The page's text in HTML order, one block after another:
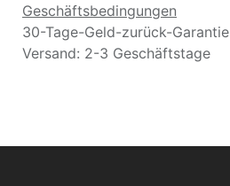
Geschäftsbedingungen
30-Tage-Geld-zurück-Garantie
Versand: 2-3 Geschäftstage